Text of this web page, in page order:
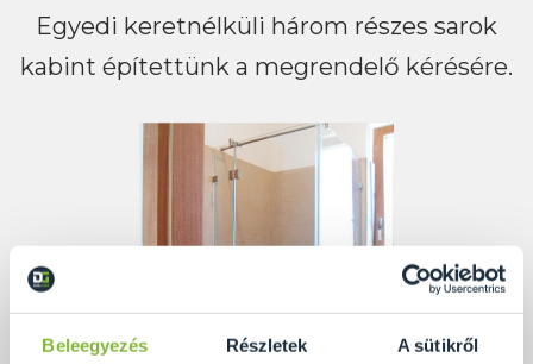
Beleegyezés Részletek A sütikről
KAPCSOLAT
Egyedi keretnélküli három részes sarok
kabint építettünk a megrendelő kérésére.